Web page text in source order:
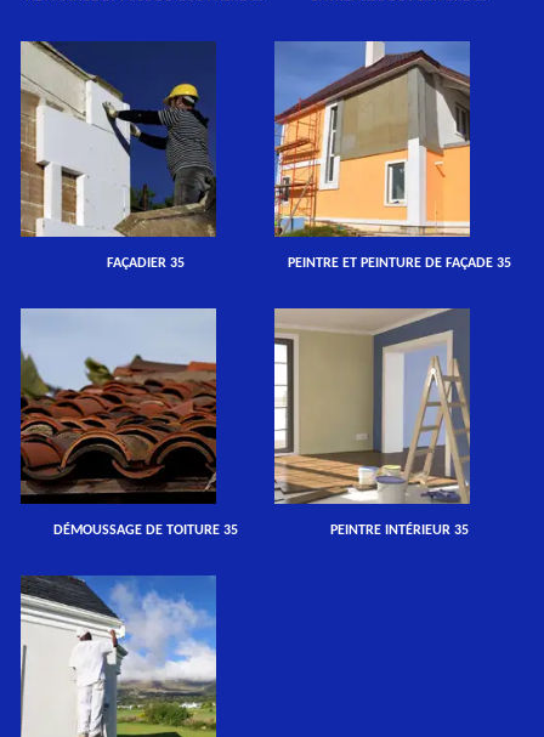
FAÇADIER 35 PEINTRE ET PEINTURE DE FAÇADE 35
DÉMOUSSAGE DE TOITURE 35 PEINTRE INTÉRIEUR 35